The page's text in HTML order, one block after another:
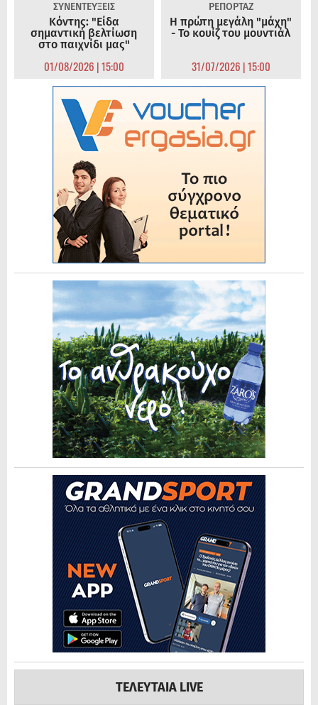
ΣΥΝΕΝΤΕΥΞΕΙΣ
Κόντης: "Είδα
σημαντική βελτίωση
στο παιχνίδι μας"
01/08/2026 | 15:00
ΡΕΠΟΡΤΑΖ
Η πρώτη μεγάλη "μάχη"
- Το κουίζ του μουντιάλ
31/07/2026 | 15:00
ΤΕΛΕΥΤΑΙΑ LIVE